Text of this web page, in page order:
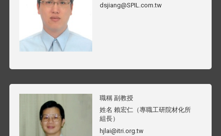
dsjiang@SPIL.com.tw
職稱 副教授
姓名 賴宏仁（專職工研院材化所
組長）
hjlai@itri.org.tw